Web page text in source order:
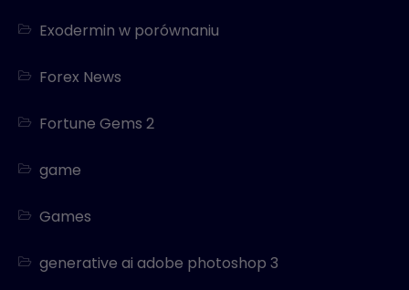
Exodermin w porównaniu
Forex News
Fortune Gems 2
game
Games
generative ai adobe photoshop 3